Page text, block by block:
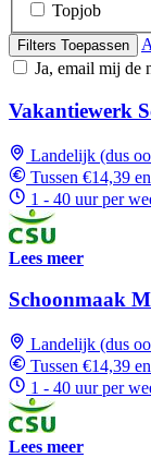
Topjob
Filters Toepassen
Ja, email mij de
Vakantiewerk
Landelijk (dus
Tussen €14,39
1 - 40 uur per
Lees meer
Schoonmaak
Landelijk (dus
Tussen €14,39
1 - 40 uur per
Lees meer